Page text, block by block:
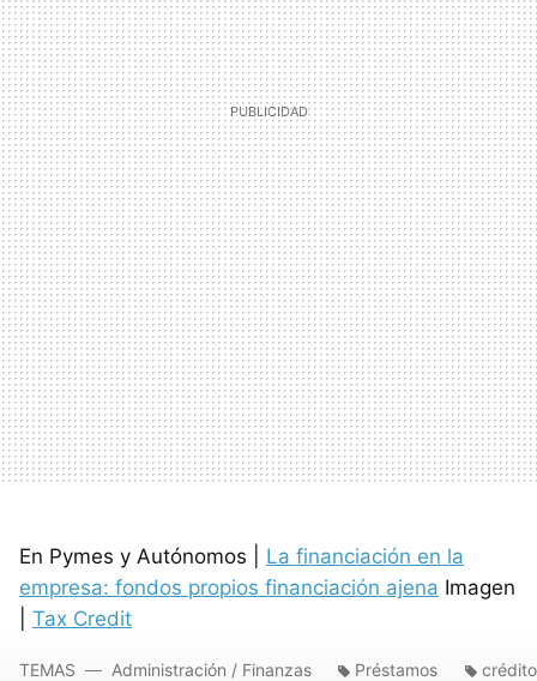
En Pymes y Autónomos | La financiación en la
empresa: fondos propios financiación ajena Imagen
Tax Credit
TEMAS Administración / Finanzas Préstamos